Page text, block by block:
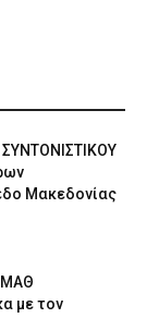
Μακεδονίας
με τον